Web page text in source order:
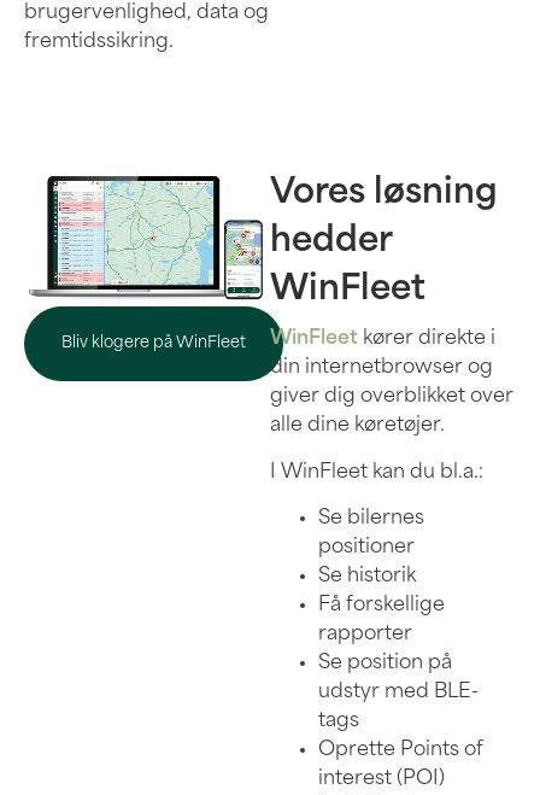
brugervenlighed, data og
fremtidssikring.
Bliv klogere på WinFleet
Vores løsning
hedder
WinFleet
WinFleet kører direkte i
din internetbrowser og
giver dig overblikket over
alle dine køretøjer.
I WinFleet kan du bl.a.:
Se bilernes
positioner
Se historik
Få forskellige
rapporter
Se position på
udstyr med BLE-
tags
Oprette Points of
interest (POI)